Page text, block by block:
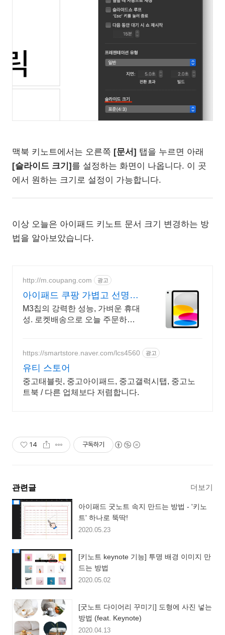
맥북 키노트에서는 오른쪽 [문서] 탭을 누르면 아래
[슬라이드 크기] 를 설정하는 화면이 나옵니다. 이 곳
에서 원하는 크기로 설정이 가능합니다.
이상 오늘은 아이패드 키노트 문서 크기 변경하는 방
법을 알아보았습니다.
http://m.coupang.com 광고
아이패드 쿠팡 가볍고 선명한
화면
M3칩의 강력한 성능, 가벼운 휴대
성. 로켓배송으로 오늘 주문하고
까지 모두가 즐길 패드.
https://smartstore.naver.com/lcs4560 광고
유티 스토어
중고태블릿, 중고아이패드, 중고갤럭시탭, 중고노
트북 / 다른 업체보다 저렴합니다.
14 구독하기
관련글 더보기
아이패드 굿노트 속지 만드는 방법 - '키노
트' 하나로 뚝딱!
2020.05.23
[키노트 keynote 기능] 투명 배경 이미지 만
드는 방법
2020.05.02
[굿노트 다이어리 꾸미기] 도형에 사진 넣는
방법 (feat. Keynote)
2020.04.13